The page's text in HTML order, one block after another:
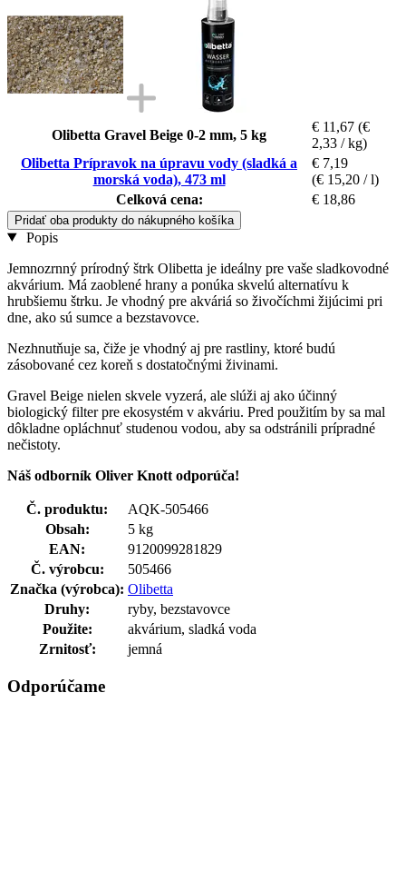
Olibetta Gravel Beige 0-2 mm, 5 kg
€ 11,67 (€
2,33 / kg)
Olibetta Prípravok na úpravu vody (sladká a
morská voda), 473 ml
€ 7,19
(€ 15,20 / l)
Celková cena:
€ 18,86
Pridať oba produkty do nákupného košíka
Popis
Jemnozrnný prírodný štrk Olibetta je ideálny pre vaše sladkovodné
akvárium. Má zaoblené hrany a ponúka skvelú alternatívu k
hrubšiemu štrku. Je vhodný pre akváriá so živočíchmi žijúcimi pri
dne, ako sú sumce a bezstavovce.
Nezhnutňuje sa, čiže je vhodný aj pre rastliny, ktoré budú
zásobované cez koreň s dostatočnými živinami.
Gravel Beige nielen skvele vyzerá, ale slúži aj ako účinný
biologický filter pre ekosystém v akváriu. Pred použitím by sa mal
dôkladne opláchnuť studenou vodou, aby sa odstránili prípradné
nečistoty.
Náš odborník Oliver Knott odporúča!
Č. produktu:
AQK-505466
Obsah:
5 kg
EAN:
9120099281829
Č. výrobcu:
505466
Značka (výrobca): Olibetta
Druhy:
ryby, bezstavovce
Použite:
akvárium, sladká voda
Zrnitosť:
jemná
Odporúčame